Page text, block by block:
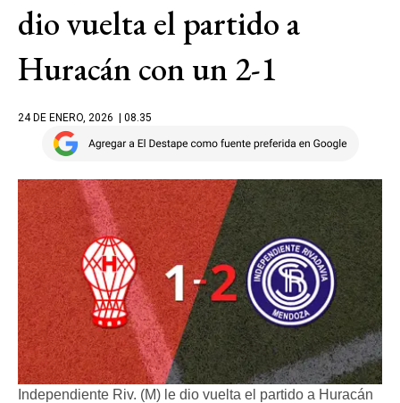
dio vuelta el partido a
Huracán con un 2-1
24 DE ENERO, 2026 | 08.35
Independiente Riv. (M) le dio vuelta el partido a Huracán